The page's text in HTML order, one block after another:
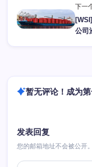
下一
公司
暂无评论！成为第
发表回复
您的邮箱地址不会被公开。